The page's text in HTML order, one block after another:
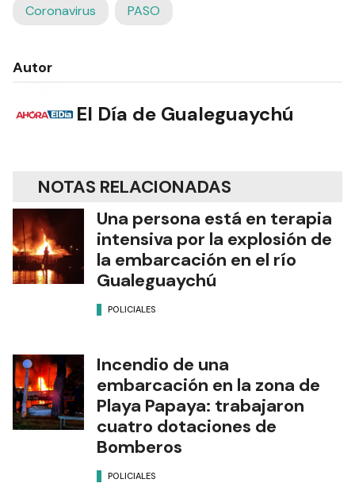
Coronavirus PASO
Autor
El Día de Gualeguaychú
NOTAS RELACIONADAS
Una persona está en terapia
intensiva por la explosión de
la embarcación en el río
Gualeguaychú
POLICIALES
Incendio de una
embarcación en la zona de
Playa Papaya: trabajaron
cuatro dotaciones de
Bomberos
POLICIALES